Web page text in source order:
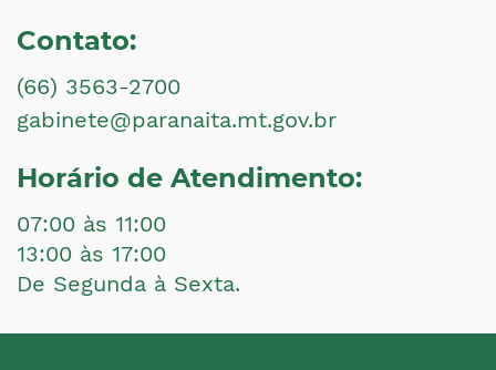
Contato:
(66) 3563-2700
gabinete@paranaita.mt.gov.br
Horário de Atendimento:
07:00 às 11:00
13:00 às 17:00
De Segunda à Sexta.